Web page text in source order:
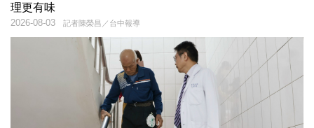
理更有味
記者陳榮昌／台中報導
2026-08-03